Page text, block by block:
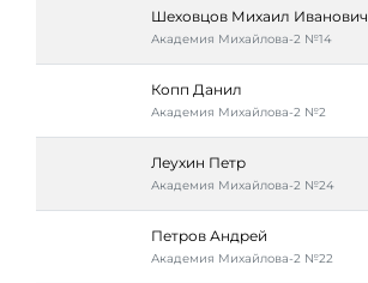
Шеховцов Михаил Иванович
Академия Михайлова-2 №14
Копп Данил
Академия Михайлова-2 №2
Леухин Петр
Академия Михайлова-2 №24
Петров Андрей
Академия Михайлова-2 №22